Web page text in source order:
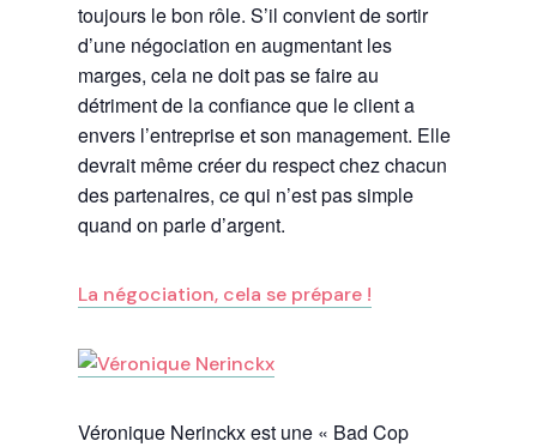
toujours le bon rôle. S’il convient de sortir
d’une négociation en augmentant les
marges, cela ne doit pas se faire au
détriment de la confiance que le client a
envers l’entreprise et son management. Elle
devrait même créer du respect chez chacun
des partenaires, ce qui n’est pas simple
quand on parle d’argent.
La négociation, cela se prépare !
Véronique Nerinckx est une « Bad Cop